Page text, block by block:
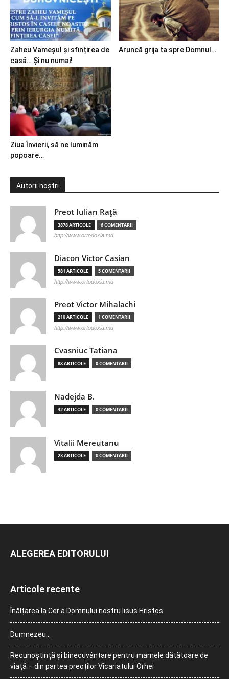
Zaheu Vameșul și sfințirea de
casă… Și nu numai!
Aruncă grija ta spre Domnul…
Ziua Învierii, să ne luminăm
popoare…
Autorii noștri
Preot Iulian Raţă
3878 ARTICOLE 6 COMENTARII
http://www.ortodoxia.md
Diacon Victor Casian
581 ARTICOLE 5 COMENTARII
http://www.ortodoxia.md
Preot Victor Mihalachi
210 ARTICOLE 1 COMENTARII
http://www.ortodoxia.md
Cvasniuc Tatiana
88 ARTICOLE 0 COMENTARII
Nadejda B.
32 ARTICOLE 0 COMENTARII
Vitalii Mereutanu
23 ARTICOLE 0 COMENTARII
ALEGEREA EDITORULUI
Articole recente
Înălțarea la Cer a Domnului nostru Iisus Hristos
Dumnezeu…
Recunoștință și binecuvântare pentru mamele dătătoare de
viață – din partea preoților Vicariatului Orhei